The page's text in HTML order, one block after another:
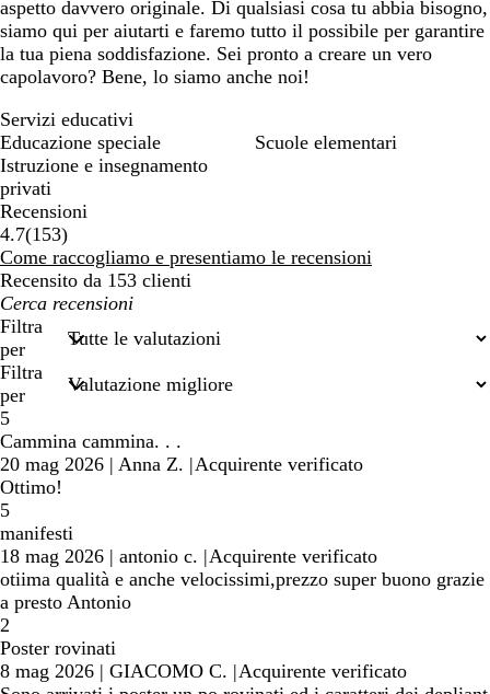
aspetto davvero originale. Di qualsiasi cosa tu abbia bisogno,
siamo qui per aiutarti e faremo tutto il possibile per garantire
la tua piena soddisfazione. Sei pronto a creare un vero
capolavoro? Bene, lo siamo anche noi!
Servizi educativi
Educazione speciale
Istruzione e insegnamento
privati
Scuole elementari
Recensioni
4.7(153153
recensioni
)
Come raccogliamo e presentiamo le recensioni
Recensito da 153 clienti
I
miei
termini
di
ricerca
Filtra
per
Filtra
per
5
Cammina cammina. . .
20 mag 2026 | Anna Z. |Acquirente verificato
Ottimo!
5
manifesti
18 mag 2026 | antonio c. |Acquirente verificato
otiima qualità e anche velocissimi,prezzo super buono grazie
a presto Antonio
2
Poster rovinati
8 mag 2026 | GIACOMO C. |Acquirente verificato